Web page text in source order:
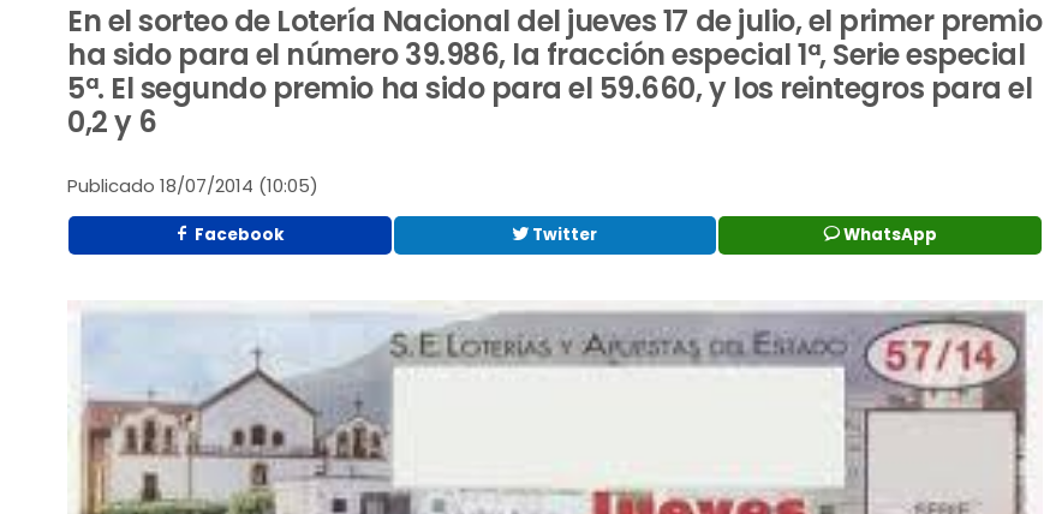
En el sorteo de Lotería Nacional del jueves 17 de julio, el primer premio
ha sido para el número 39.986, la fracción especial 1ª, Serie especial
5ª. El segundo premio ha sido para el 59.660, y los reintegros para el
0,2 y 6
Publicado 18/07/2014 (10:05)
Facebook Twitter WhatsApp